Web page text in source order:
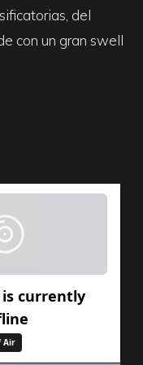
del
con un gran swell